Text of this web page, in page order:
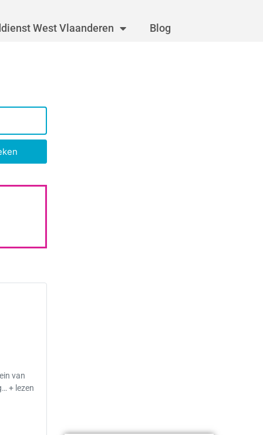
West Vlaanderen Blog
van
+ lezen